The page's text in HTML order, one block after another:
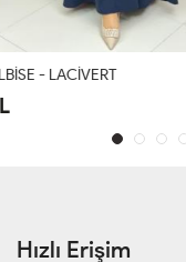
Hızlı Erişim